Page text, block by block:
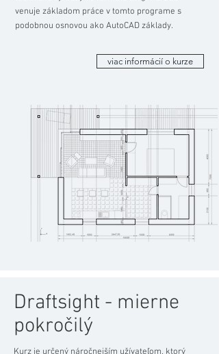
venuje základom práce v tomto programe s
podobnou osnovou ako AutoCAD základy.
viac informácií o kurze
Draftsight - mierne
pokročilý